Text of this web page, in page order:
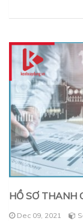
HỒ SƠ THANH
Dec 09, 2021